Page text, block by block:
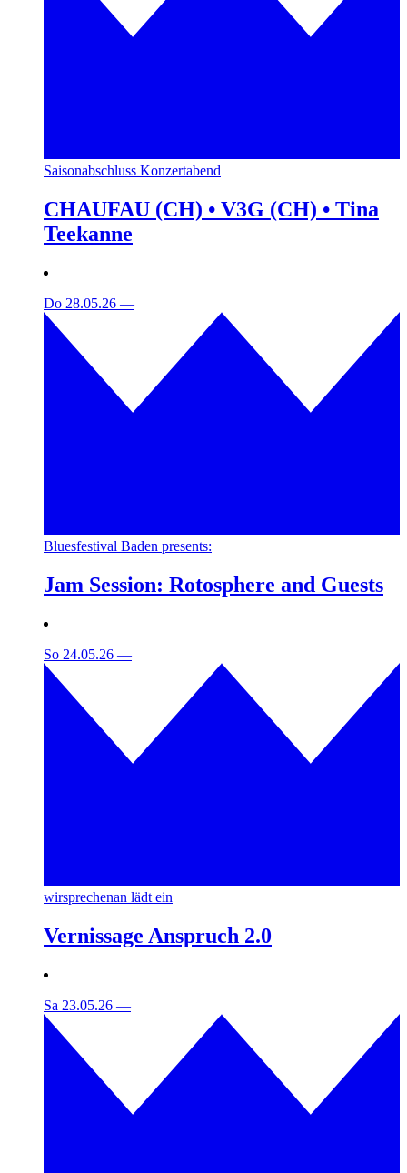
Saisonabschluss Konzertabend
CHAUFAU (CH) • V3G (CH) • Tina
Teekanne
Do 28.05.26 —
Bluesfestival Baden presents:
Jam Session: Rotosphere and Guests
So 24.05.26 —
wirsprechenan lädt ein
Vernissage Anspruch 2.0
Sa 23.05.26 —